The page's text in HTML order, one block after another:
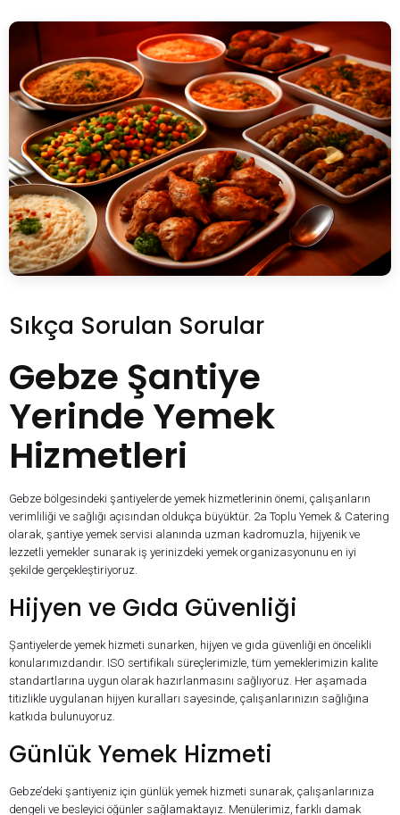
Sıkça Sorulan Sorular
Gebze Şantiye
Yerinde Yemek
Hizmetleri
Gebze bölgesindeki şantiyelerde yemek hizmetlerinin önemi, çalışanların
verimliliği ve sağlığı açısından oldukça büyüktür. 2a Toplu Yemek & Catering
olarak, şantiye yemek servisi alanında uzman kadromuzla, hijyenik ve
lezzetli yemekler sunarak iş yerinizdeki yemek organizasyonunu en iyi
şekilde gerçekleştiriyoruz.
Hijyen ve Gıda Güvenliği
Şantiyelerde yemek hizmeti sunarken, hijyen ve gıda güvenliği en öncelikli
konularımızdandır. ISO sertifikalı süreçlerimizle, tüm yemeklerimizin kalite
standartlarına uygun olarak hazırlanmasını sağlıyoruz. Her aşamada
titizlikle uygulanan hijyen kuralları sayesinde, çalışanlarınızın sağlığına
katkıda bulunuyoruz.
Günlük Yemek Hizmeti
Gebze’deki şantiyeniz için günlük yemek hizmeti sunarak, çalışanlarınıza
dengeli ve besleyici öğünler sağlamaktayız. Menülerimiz, farklı damak